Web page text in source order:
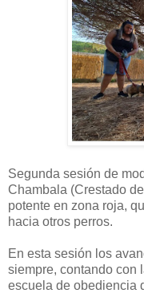
Segunda sesión de
Chambala (Crestado
potente en zona roja,
hacia otros perros.
En esta sesión los
siempre, contando con
escuela de obediencia